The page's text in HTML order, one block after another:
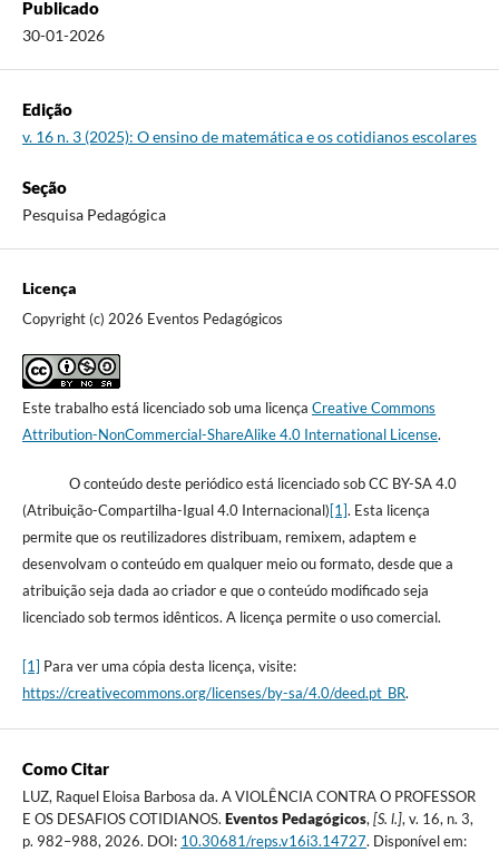
Publicado
30-01-2026
Edição
v. 16 n. 3 (2025): O ensino de matemática e os cotidianos escolares
Seção
Pesquisa Pedagógica
Licença
Copyright (c) 2026 Eventos Pedagógicos
Este trabalho está licenciado sob uma licença Creative Commons
Attribution-NonCommercial-ShareAlike 4.0 International License.
O conteúdo deste periódico está licenciado sob CC BY-SA 4.0
(Atribuição-Compartilha-Igual 4.0 Internacional)[1]. Esta licença
permite que os reutilizadores distribuam, remixem, adaptem e
desenvolvam o conteúdo em qualquer meio ou formato, desde que a
atribuição seja dada ao criador e que o conteúdo modificado seja
licenciado sob termos idênticos. A licença permite o uso comercial.
[1] Para ver uma cópia desta licença, visite:
https://creativecommons.org/licenses/by-sa/4.0/deed.pt_BR.
Como Citar
LUZ, Raquel Eloisa Barbosa da. A VIOLÊNCIA CONTRA O PROFESSOR
E OS DESAFIOS COTIDIANOS. Eventos Pedagógicos, [S. l.], v. 16, n. 3,
p. 982–988, 2026. DOI: 10.30681/reps.v16i3.14727. Disponível em: